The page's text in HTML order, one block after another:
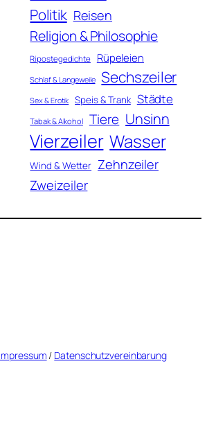
Politik Reisen
Religion & Philosophie
Ripostegedichte Rüpeleien
Schlaf & Langeweile Sechszeiler
Sex & Erotik Speis & Trank Städte
Tabak & Alkohol Tiere Unsinn
Vierzeiler Wasser
Wind & Wetter Zehnzeiler
Zweizeiler
Impressum / Datenschutzvereinbarung